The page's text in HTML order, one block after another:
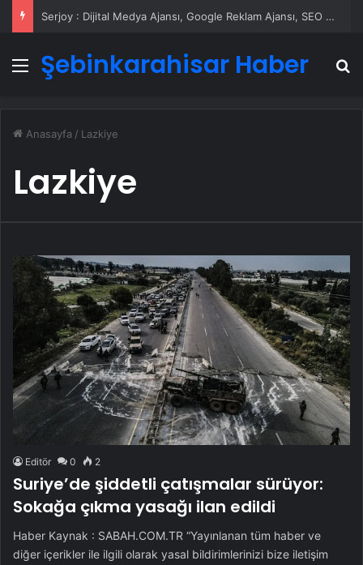
Serjoy : Dijital Medya Ajansı, Google Reklam Ajansı, SEO Ajansı ve Web Tasarım Ajansı
Menü
Şebinkarahisar Haber
Anasayfa / Lazkiye
Lazkiye
Editör 0 2
Suriye’de şiddetli çatışmalar sürüyor:
Sokağa çıkma yasağı ilan edildi
Haber Kaynak : SABAH.COM.TR “Yayınlanan tüm haber ve
diğer içerikler ile ilgili olarak yasal bildirimlerinizi bize iletişim